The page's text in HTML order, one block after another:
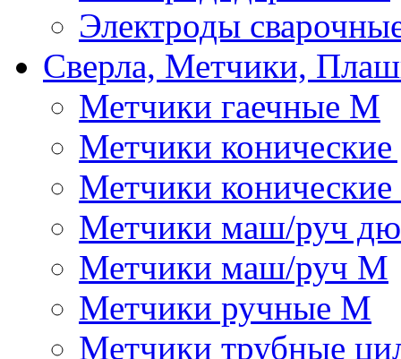
Электроды
Сверла, Метчики,
Метчики гаечные М
Метчики
Метчики
Метчики маш/руч
Метчики маш/руч М
Метчики ручные М
Метчики трубные